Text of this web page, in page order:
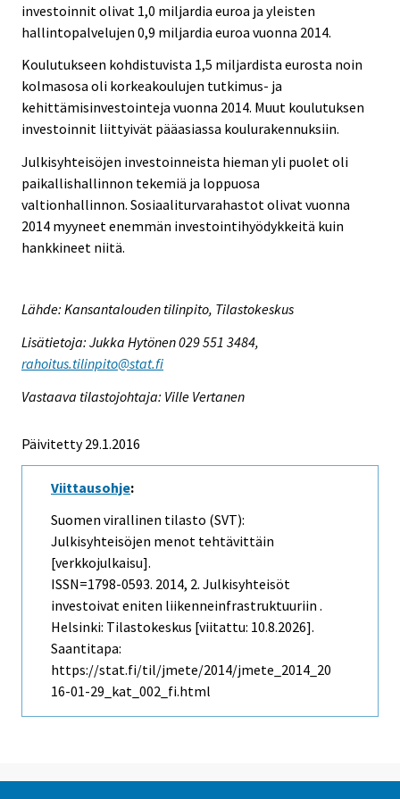
investoinnit olivat 1,0 miljardia euroa ja yleisten
hallintopalvelujen 0,9 miljardia euroa vuonna 2014.
Koulutukseen kohdistuvista 1,5 miljardista eurosta noin
kolmasosa oli korkeakoulujen tutkimus- ja
kehittämisinvestointeja vuonna 2014. Muut koulutuksen
investoinnit liittyivät pääasiassa koulurakennuksiin.
Julkisyhteisöjen investoinneista hieman yli puolet oli
paikallishallinnon tekemiä ja loppuosa
valtionhallinnon. Sosiaaliturvarahastot olivat vuonna
2014 myyneet enemmän investointihyödykkeitä kuin
hankkineet niitä.
Lähde: Kansantalouden tilinpito, Tilastokeskus
Lisätietoja: Jukka Hytönen 029 551 3484,
rahoitus.tilinpito@stat.fi
Vastaava tilastojohtaja: Ville Vertanen
Päivitetty 29.1.2016
Viittausohje:
Suomen virallinen tilasto (SVT):
Julkisyhteisöjen menot tehtävittäin
[verkkojulkaisu].
ISSN=1798-0593. 2014, 2. Julkisyhteisöt
investoivat eniten liikenneinfrastruktuuriin .
Helsinki: Tilastokeskus [viitattu: 10.8.2026].
Saantitapa:
https://stat.fi/til/jmete/2014/jmete_2014_20
16-01-29_kat_002_fi.html